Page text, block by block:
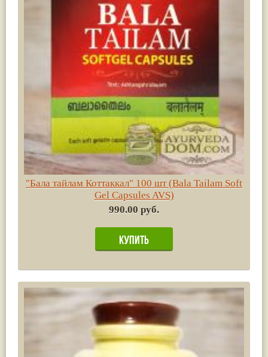
"Бала тайлам Коттаккал" 100 шт (Bala Tailam Soft
Gel Capsules AVS)
990.00 руб.